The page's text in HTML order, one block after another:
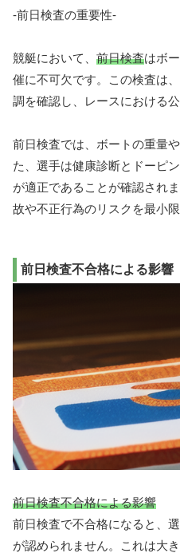
-前日検査の重要性-
競艇において、 前日検査はボ
催に不可欠です。この検査は
調を確認し、レースにおける
前日検査では、ボートの重量
た、選手は健康診断とドーピ
が適正であることが確認され
故や不正行為のリスクを最小
前日検査不合格による影響
前日検査不合格による影響
前日検査で不合格になると、
が認められません。これは大